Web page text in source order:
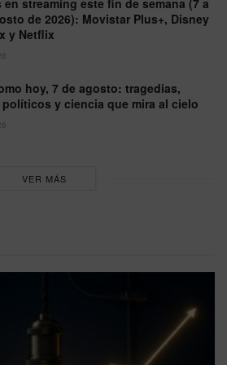
en streaming este fin de semana (7 a
de 2026): Movistar Plus+, Disney
y Netflix
hoy, 7 de agosto: tragedias,
y ciencia que mira al cielo
VER MÁS